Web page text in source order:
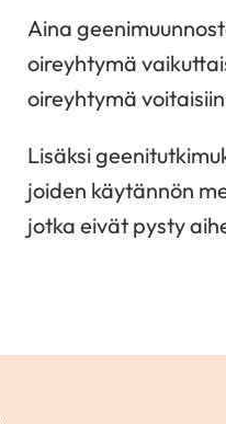
Aina
oireyhtymä
oireyhtymä
Lisäksi
joiden käytännön
jotka eivät pysty